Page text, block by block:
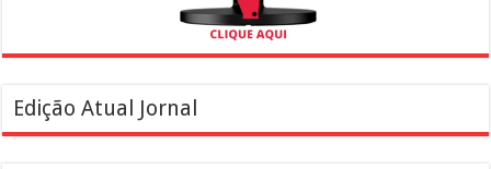
Edição Atual Jornal